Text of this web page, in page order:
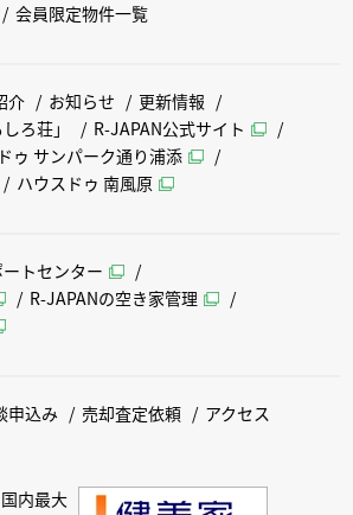
会員限定物件一覧
介 お知らせ
更新情報
ろ荘」
R-JAPAN公式サイト
ゥ サンパーク通り浦添
ハウスドゥ 南風原
トセンター
R-JAPANの空き家管理
申込み 売却査定依頼 アクセス